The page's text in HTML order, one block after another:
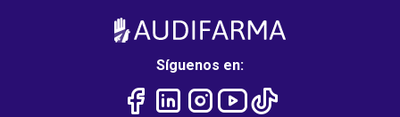
Síguenos en: